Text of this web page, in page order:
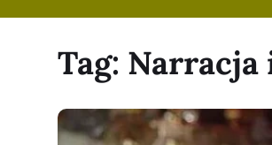
Tag: Narracja